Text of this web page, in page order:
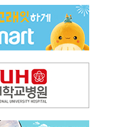
저수지 둑에 군수가 서 있었다
스 솔리다임 상장설에 술렁[개미와글와글]
주점, 7일 영업 재개…지하 1층만 운영